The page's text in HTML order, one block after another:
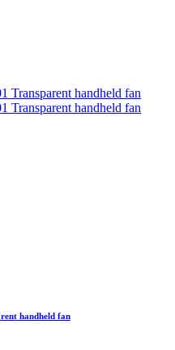
handheld fan